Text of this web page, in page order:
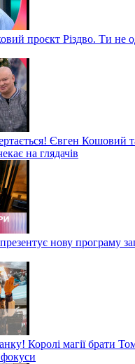
проєкт Різдво. Ти не
Євген Кошовий
на глядачів
нову програму
Королі магії брати